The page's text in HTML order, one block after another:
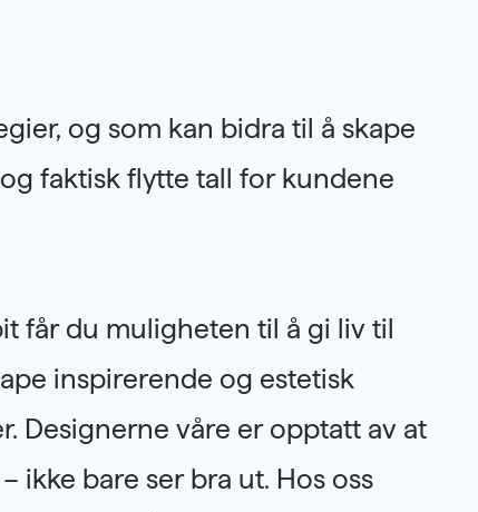
og som kan bidra til å skape
faktisk flytte tall for kundene
får du muligheten til å gi liv til
inspirerende og estetisk
Designerne våre er opptatt av at
ikke bare ser bra ut. Hos oss